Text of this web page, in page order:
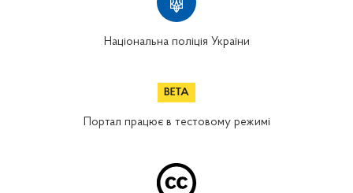
Національна поліція України
Портал працює в тестовому режимі